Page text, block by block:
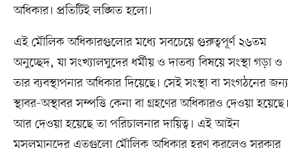
অধিকার। প্রতিটিই লঙ্ঘিত হলো।
এই মৌলিক অধিকারগুলোর মধ্যে সবচেয়ে গুরুত্বপূর্ণ ২৬তম
অনুচ্ছেদ, যা সংখ্যালঘুদের ধর্মীয় ও দাতব্য বিষয়ে সংস্থা গড়া ও
তার ব্যবস্থাপনার অধিকার দিয়েছে। সেই সংস্থা বা সংগঠনের জন্য
স্থাবর-অস্থাবর সম্পত্তি কেনা বা গ্রহণের অধিকারও দেওয়া হয়েছে।
আর দেওয়া হয়েছে তা পরিচালনার দায়িত্ব। এই আইন